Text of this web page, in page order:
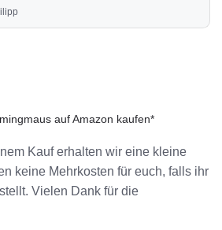
Event 2023, die du
auf Amazon kaufen*
Kauf erhalten wir eine kleine
keine Mehrkosten für euch, falls ihr
Vielen Dank für die